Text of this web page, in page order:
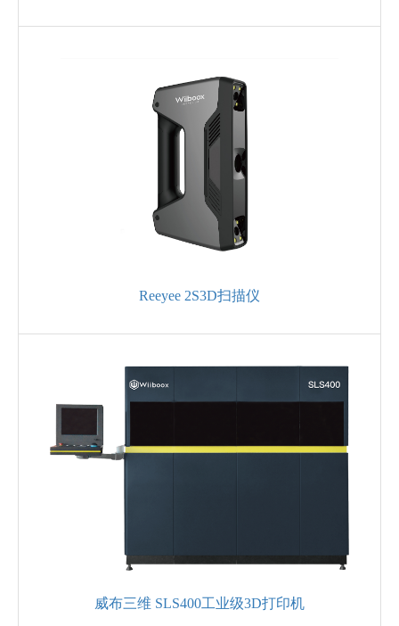
Reeyee 2S3D扫描仪
威布三维 SLS400工业级3D打印机